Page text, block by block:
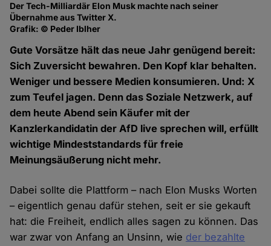
Der Tech-Milliardär Elon Musk machte nach seiner
Übernahme aus Twitter X.
Grafik: © Peder Iblher
Gute Vorsätze hält das neue Jahr genügend bereit:
Sich Zuversicht bewahren. Den Kopf klar behalten.
Weniger und bessere Medien konsumieren. Und: X
zum Teufel jagen. Denn das Soziale Netzwerk, auf
dem heute Abend sein Käufer mit der
Kanzlerkandidatin der AfD live sprechen will, erfüllt
wichtige Mindeststandards für freie
Meinungsäußerung nicht mehr.
Dabei sollte die Plattform – nach Elon Musks Worten
– eigentlich genau dafür stehen, seit er sie gekauft
hat: die Freiheit, endlich alles sagen zu können. Das
war zwar von Anfang an Unsinn, wie der bezahlte